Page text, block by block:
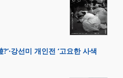
강선미 개인전 ‘고요한 사색